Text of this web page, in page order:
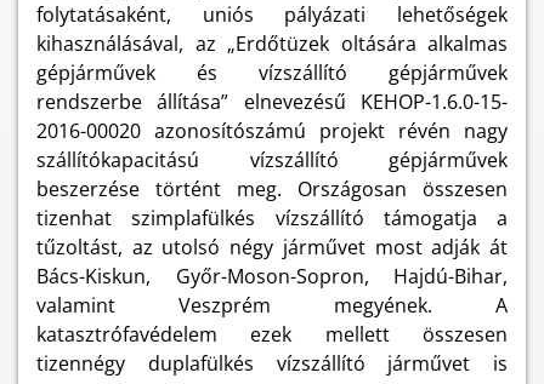
folytatásaként, uniós pályázati lehetőségek
kihasználásával, az „Erdőtüzek oltására alkalmas
gépjárművek és vízszállító gépjárművek
rendszerbe állítása” elnevezésű KEHOP-1.6.0-15-
2016-00020 azonosítószámú projekt révén nagy
szállítókapacitású vízszállító gépjárművek
beszerzése történt meg. Országosan összesen
tizenhat szimplafülkés vízszállító támogatja a
tűzoltást, az utolsó négy járművet most adják át
Bács-Kiskun, Győr-Moson-Sopron, Hajdú-Bihar,
valamint Veszprém megyének. A
katasztrófavédelem ezek mellett összesen
tizennégy duplafülkés vízszállító járművet is